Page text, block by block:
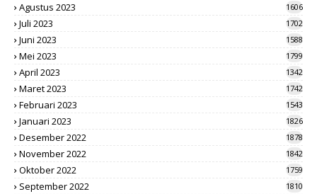
Agustus 2023 1606
Juli 2023 1702
Juni 2023 1588
Mei 2023 1799
April 2023 1342
Maret 2023 1742
Februari 2023 1543
Januari 2023 1826
Desember 2022 1878
November 2022 1842
Oktober 2022 1759
September 2022 1810